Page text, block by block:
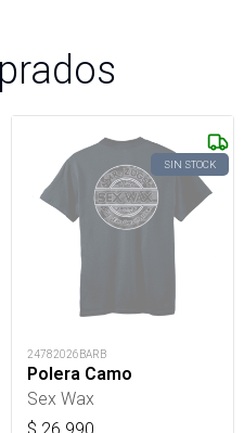
SIN STOCK
24782026BARB
Polera Camo
Sex Wax